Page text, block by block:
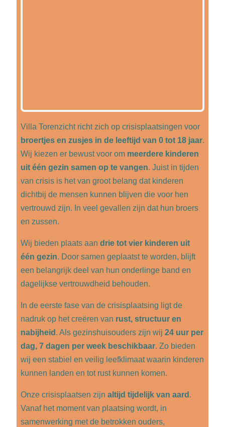
Villa Torenzicht richt zich op crisisplaatsingen voor
broertjes en zusjes in de leeftijd van 0 tot 18 jaar.
Wij kiezen er bewust voor om meerdere kinderen
uit één gezin samen op te vangen. Juist in tijden
van crisis is het van groot belang dat kinderen
dichtbij de mensen kunnen blijven die voor hen
vertrouwd zijn. In veel gevallen zijn dat hun broers
en zussen.
Wij bieden plaats aan drie tot vier kinderen uit
één gezin. Door samen geplaatst te worden, blijft
een belangrijk deel van hun onderlinge band en
dagelijkse vertrouwdheid behouden.
In de eerste fase van de crisisplaatsing ligt de
nadruk op het creëren van rust, structuur en
nabijheid . Als gezinshuisouders zijn wij 24 uur per
dag, 7 dagen per week beschikbaar. Zo bieden
wij een stabiel en veilig leefklimaat waarin kinderen
kunnen landen en tot rust kunnen komen.
Onze crisisplaatsen zijn altijd tijdelijk van aard .
Vanaf het moment van plaatsing wordt, in
samenwerking met de betrokken ouders,